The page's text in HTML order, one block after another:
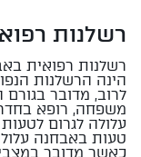
רשלנות
רשלנות רפואית
הינה הרשלנות
לרוב, מדובר
משפחה, רופא בחדר
עלולה לגרום
טעות באבחנה
כאשר מדובר